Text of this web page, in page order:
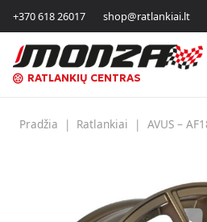
+370 618 26017 shop@ratlankiai.lt
RATLANKIŲ CENTRAS
Pradžia | Ratlankiai | AVUS –